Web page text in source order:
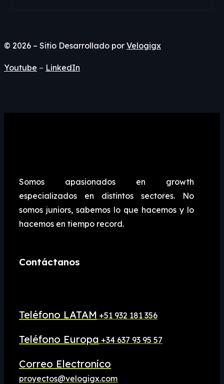
© 2026 – Sitio Desarrollado por Velogigx
Youtube – LinkedIn
Somos apasionados en growth
especializados en distintos sectores. No
somos juniors, sabemos lo que hacemos y lo
hacemos en tiempo record.
Contáctanos
Teléfono LATAM +51 932 181 356
Teléfono Europa +34 637 93 95 57
Correo Electronico
proyectos@velogigx.com